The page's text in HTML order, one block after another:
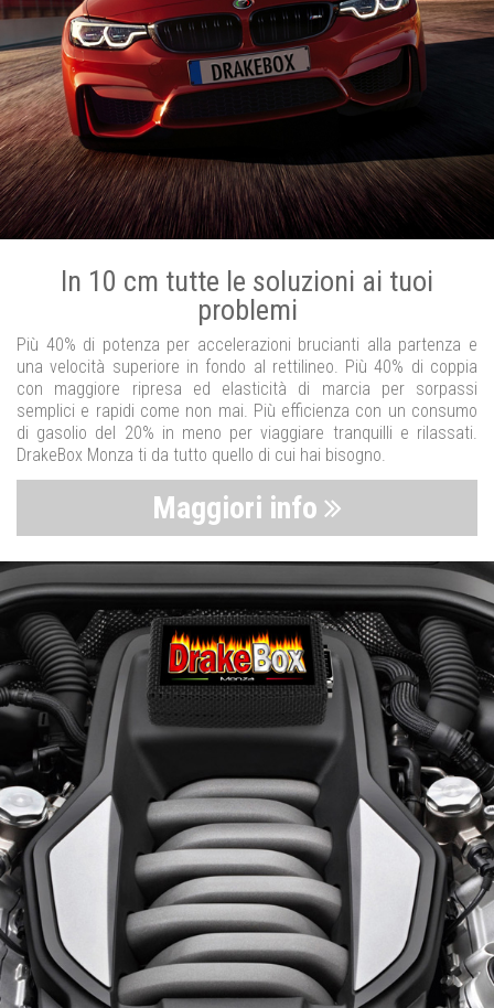
In 10 cm tutte le soluzioni ai tuoi
problemi
Più 40% di potenza per accelerazioni brucianti alla partenza e
una velocità superiore in fondo al rettilineo. Più 40% di coppia
con maggiore ripresa ed elasticità di marcia per sorpassi
semplici e rapidi come non mai. Più efficienza con un consumo
di gasolio del 20% in meno per viaggiare tranquilli e rilassati.
DrakeBox Monza ti da tutto quello di cui hai bisogno.
Maggiori info